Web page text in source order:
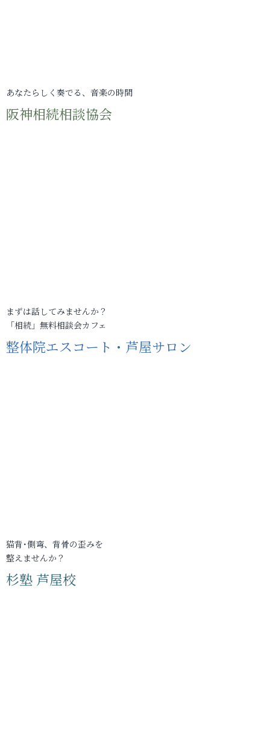
あなたらしく奏でる、音楽の時間
阪神相続相談協会
まずは話してみませんか？
「相続」無料相談会カフェ
整体院エスコート・芦屋サロン
猫背･側弯、背骨の歪みを
整えませんか？
杉塾 芦屋校